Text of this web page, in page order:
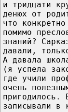
и тридцати
денюх от
что
помимо
знаний?
давали,
А давала
(я успела
где учили
очень
пригодилось.
записывали в